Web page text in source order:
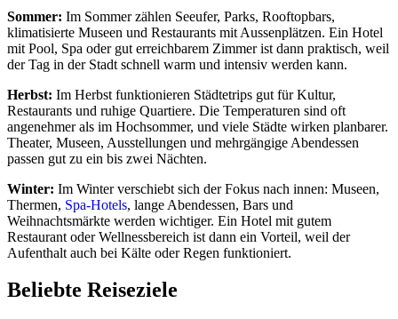
Sommer: Im Sommer zählen Seeufer, Parks, Rooftopbars,
klimatisierte Museen und Restaurants mit Aussenplätzen. Ein Hotel
mit Pool, Spa oder gut erreichbarem Zimmer ist dann praktisch, weil
der Tag in der Stadt schnell warm und intensiv werden kann.
Herbst: Im Herbst funktionieren Städtetrips gut für Kultur,
Restaurants und ruhige Quartiere. Die Temperaturen sind oft
angenehmer als im Hochsommer, und viele Städte wirken planbarer.
Theater, Museen, Ausstellungen und mehrgängige Abendessen
passen gut zu ein bis zwei Nächten.
Winter: Im Winter verschiebt sich der Fokus nach innen: Museen,
Thermen, Spa-Hotels, lange Abendessen, Bars und
Weihnachtsmärkte werden wichtiger. Ein Hotel mit gutem
Restaurant oder Wellnessbereich ist dann ein Vorteil, weil der
Aufenthalt auch bei Kälte oder Regen funktioniert.
Beliebte Reiseziele